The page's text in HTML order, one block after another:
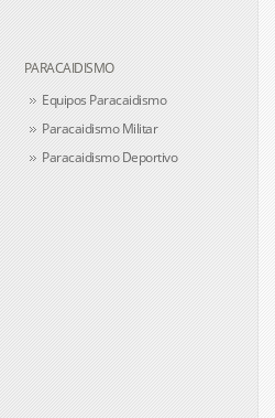
PARACAIDISMO
Equipos Paracaidismo
Paracaidismo Militar
Paracaidismo Deportivo